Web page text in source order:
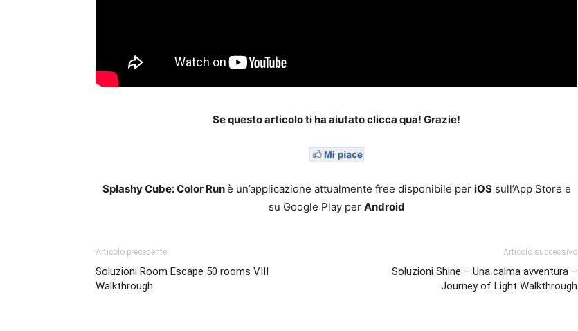
Se questo articolo ti ha aiutato clicca qua! Grazie!
Splashy Cube: Color Runè un’applicazione attualmente free disponibile per iOSsull’App Store e
su Google Play per Android
Articolo precedente
Soluzioni Room Escape 50 rooms VIII
Walkthrough
Articolo successivo
Soluzioni Shine – Una calma avventura –
Journey of Light Walkthrough